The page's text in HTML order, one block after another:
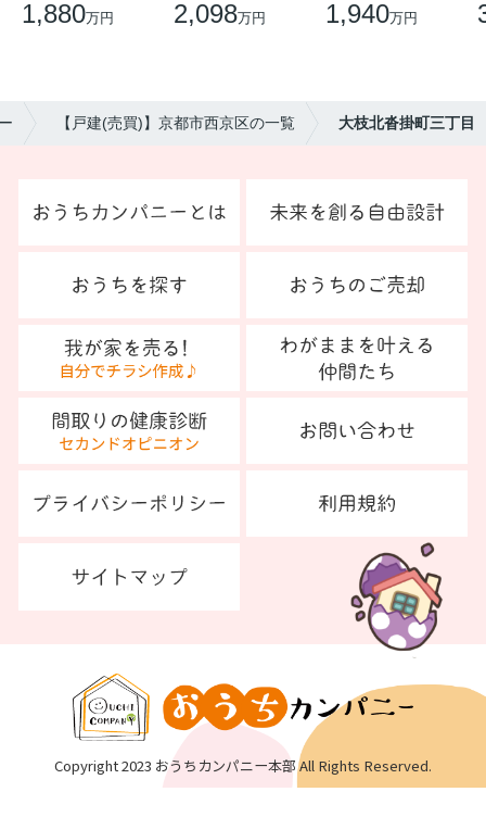
1,880万円 2,098万円 1,940万円
【戸建(売買)】京都市西京区の一覧 大枝北沓掛町三丁目
Copyright 2023 おうちカンパニー本部 All Rights Reserved.